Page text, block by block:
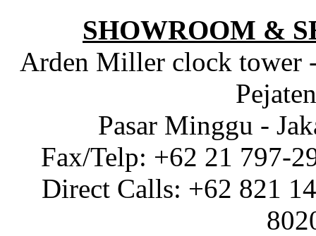
SHOWROOM &
Arden Miller clock tower
Pasar Minggu -
Fax/Telp: +62 21 797-
Direct Calls: +62 821